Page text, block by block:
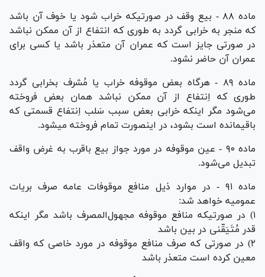
ماده ۸۸ - بیع وقف در صورتیکه خراب شود یا خوف آن باشد
که منجر به خرابی گردد به طوری که انتفاع از آن ممکن نباشد
در صورتی جایز است که عمران آن متعذر باشد یا کسی برای
عمران آن حاضر نشود.
ماده ۸۹ - هرگاه بعض موقوفه خراب یا مُشرف بخرابی گردد
طوری که اِنتفاع از آن ممکن نباشد همان بعض فروخته
می‌شود مگر اینکه خرابی بعض سبب سَلب اِنتفاع قسمتی که
باقیمانده است بشود، در اینصورت تمام فروخته میشود.
ماده ۹۰ - عین موقوفه در مورد جواز بیع باقرب به غرض واقف
تبدیل می‌شود.
ماده ۹۱ - در موارد ذیل منافع موقوفات عامه صرف بریات
عمومیه خواهد شد:
۱) در صورتیکه منافع موقوفه مجهول‌المصرف باشد مگر اینکه
قدر مُتَیَقّنی در بین باشد
۲) در صورتی که صرف منافع موقوفه در مورد خاصی که واقف
معین کرده است متعذر باشد